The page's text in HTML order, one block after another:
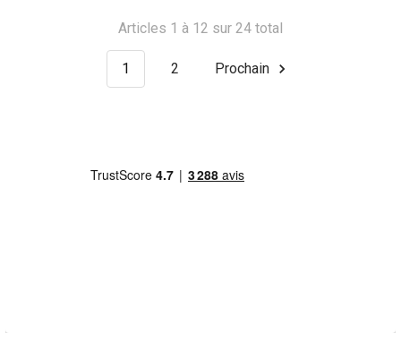
Articles 1 à 12 sur 24 total
1 2 Prochain